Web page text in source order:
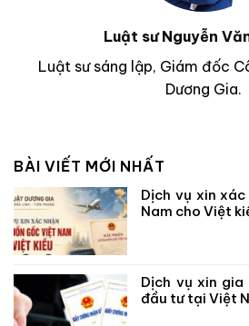
Luật sư Nguyễn
Luật sư sáng lập, Giám đốc
Dương Gia.
BÀI VIẾT MỚI NHẤT
Dịch vụ xin
Nam cho Việt
Dịch vụ xin gia
đầu tư tại Việt